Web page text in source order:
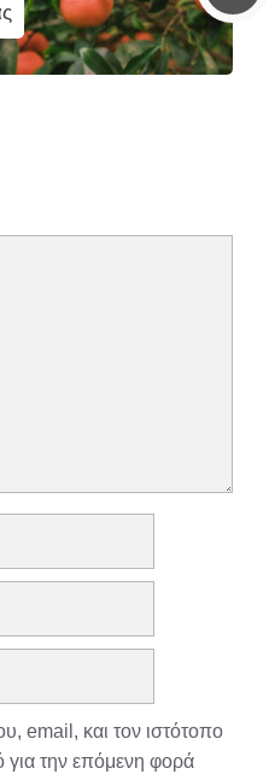
email, και τον ιστότοπο
για την επόμενη φορά